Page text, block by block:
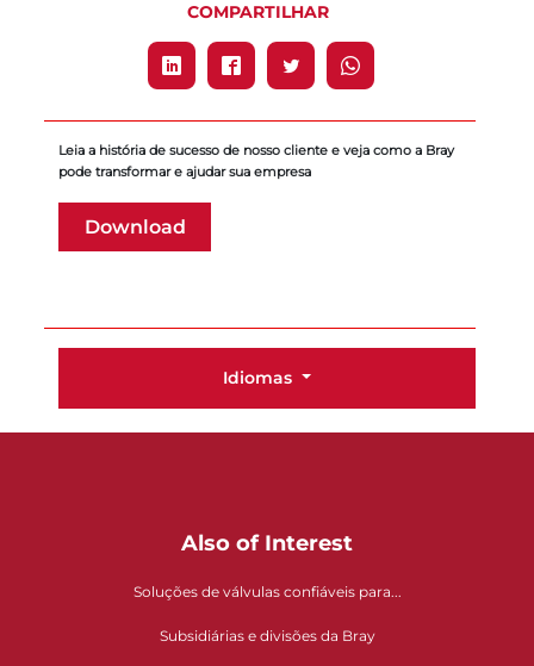
COMPARTILHAR
Leia a história de sucesso de nosso cliente e veja como a Bray
pode transformar e ajudar sua empresa
Download
Idiomas
Also of Interest
Soluções de válvulas confiáveis para...
Subsidiárias e divisões da Bray